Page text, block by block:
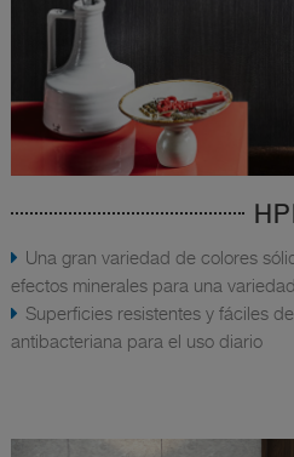
Una gran variedad de colores
efectos minerales para una
Superficies resistentes y fáciles
antibacteriana para el uso diario